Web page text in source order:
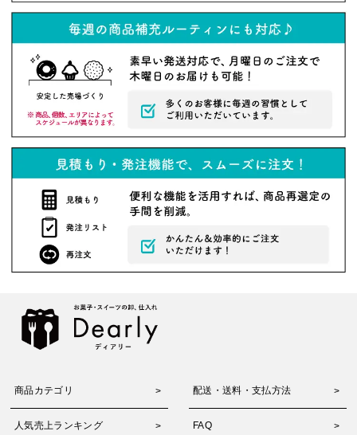
商品カテゴリ 配送・送料・支払方法
人気売上ランキング FAQ